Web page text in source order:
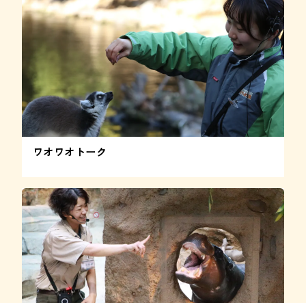
ワオワオトーク